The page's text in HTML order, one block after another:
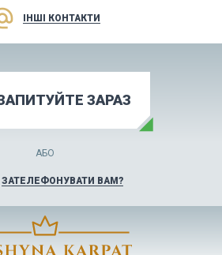
ІНШІ КОНТАКТИ
ЗАРАЗ
АБО
ЗАТЕЛЕФОНУВАТИ ВАМ?